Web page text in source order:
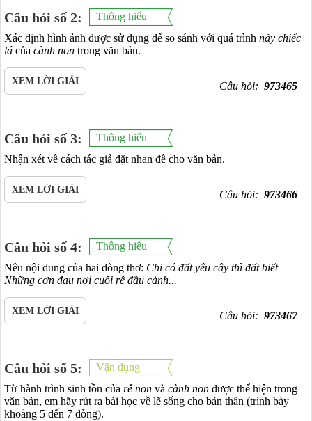
Câu hỏi số 2:
Thông hiểu
Xác định hình ảnh được sử dụng để so sánh với quá trình nảy chiếc
lá của cành non trong văn bản.
XEM LỜI GIẢI Câu hỏi: 973465
Câu hỏi số 3:
Thông hiểu
Nhận xét về cách tác giả đặt nhan đề cho văn bản.
XEM LỜI GIẢI Câu hỏi: 973466
Câu hỏi số 4:
Thông hiểu
Nêu nội dung của hai dòng thơ: Chỉ có đất yêu cây thì đất biết
Những cơn đau nơi cuối rễ đầu cành...
XEM LỜI GIẢI Câu hỏi: 973467
Câu hỏi số 5:
Vận dụng
Từ hành trình sinh tồn của rễ non và cành non được thể hiện trong
văn bản, em hãy rút ra bài học về lẽ sống cho bản thân (trình bày
khoảng 5 đến 7 dòng).